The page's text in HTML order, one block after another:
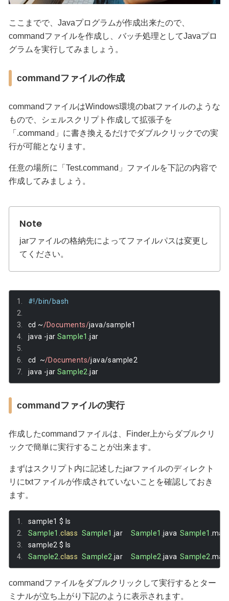
ここまでで、Javaプログラムが作成出来たので、
commandファイルを作成し、バッチ処理としてJavaプロ
グラムを実行してみましょう。
commandファイルの作成
commandファイルはWindows環境のbatファイルのような
もので、シェルスクリプト作成して拡張子を
「.command」に書き換えるだけでダブルクリックでの実
行が可能となります。
任意の場所に「Test.command」ファイルを下記の内容で
作成してみましょう。
jarファイルの格納先によってファイルパスは変更し
てください。
#!/bin/bash
cd ~/Documents/java/sample1
java -jar Sample1 .jar
cd ~/Documents/java/sample2
java -jar Sample2 .jar
commandファイルの実行
作成したcommandファイルは、Finder上からダブルクリ
ックで簡単に実行することが出来ます。
まずはスクリプト内に記述したjarファイルのディレクト
リにtxtファイルが作成されていないことを確認しておき
ます。
sample1 $ ls
Sample1 .class Sample1 . Sample1 . Sample1 .
sample2 $ ls
Sample2 .class Sample2 . Sample2 . Sample2 .
commandファイルをダブルクリックして実行するとター
ミナルが立ち上がり下記のように表示されます。